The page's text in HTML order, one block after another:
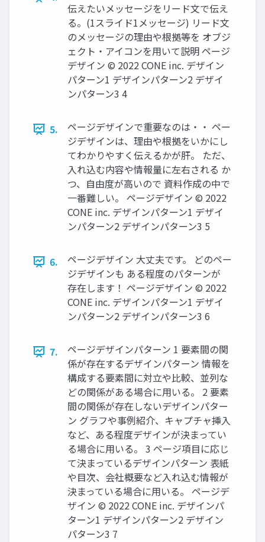
伝えたいメッセージをリード⽂で伝え
る。(1スライド1メッセージ) リード⽂
のメッセージの理由や根拠等を オブジ
ェクト・アイコンを⽤いて説明 ページ
デザイン © 2022 CONE inc. デザイン
パターン1 デザインパターン2 デザイ
ンパターン3 4
5.
ページデザインで重要なのは・・ ペー
ジデザインは、理由や根拠をいかにし
てわかりやすく伝えるかが肝。 ただ、
⼊れ込む内容や情報量に左右される か
つ、⾃由度が⾼いので 資料作成の中で
⼀番難しい。 ページデザイン © 2022
CONE inc. デザインパターン1 デザイ
ンパターン2 デザインパターン3 5
6.
ページデザイン ⼤丈夫です。 どのペー
ジデザインも ある程度のパターンが
存在します！ ページデザイン © 2022
CONE inc. デザインパターン1 デザイ
ンパターン2 デザインパターン3 6
7.
ページデザインパターン 1 要素間の関
係が存在するデザインパターン 情報を
構成する要素間に対⽴や⽐較、並列な
どの関係がある場合に⽤いる。 2 要素
間の関係が存在しないデザインパター
ン グラフや事例紹介、キャプチャ挿⼊
など、ある程度デザインが決まってい
る場合に⽤いる。 3 ページ項⽬に応じ
て決まっているデザインパターン 表紙
や⽬次、会社概要など⼊れ込む情報が
決まっている場合に⽤いる。 ページデ
ザイン © 2022 CONE inc. デザインパ
ターン1 デザインパターン2 デザイン
パターン3 7